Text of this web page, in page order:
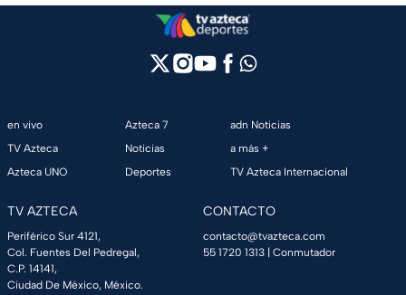
en vivo
TV Azteca
Azteca UNO
Azteca 7
Noticias
Deportes
adn Noticias
a más +
TV Azteca Internacional
TV AZTECA
Periférico Sur 4121,
Col. Fuentes Del Pedregal,
C.P. 14141,
Ciudad De México, México.
CONTACTO
contacto@tvazteca.com
55 1720 1313 | Conmutador